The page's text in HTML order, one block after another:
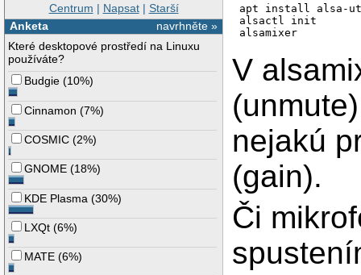
Centrum | Napsat| Starší
navrhněte »
Anketa
Které desktopové prostředí na Linuxu
používáte?
Budgie (10%)
Cinnamon (7%)
COSMIC (2%)
GNOME (18%)
KDE Plasma (30%)
LXQt (6%)
MATE (6%)
apt install alsa-
alsactl init
alsamixer
V
nejakú
(gain).
Či